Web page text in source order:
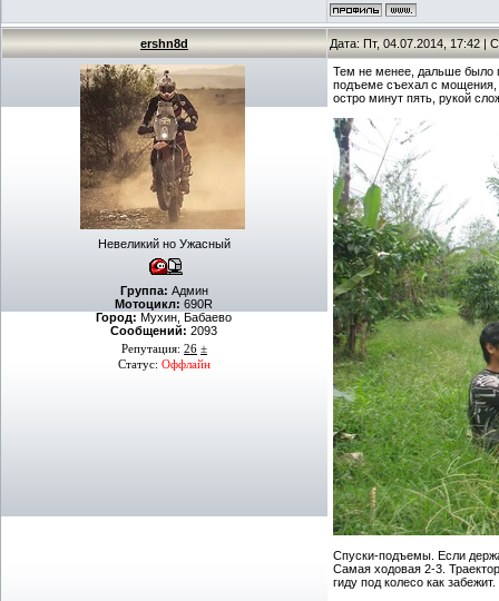
ershn8d Дата: Пт, 04.07.2014, 17:42 |
Невеликий но Ужасный
Группа: Админ
Мотоцикл: 690R
Город: Мухин, Бабаево
Сообщений: 2093
Репутация: 26 ±
Статус: Оффлайн
Тем не менее, дальше было
подъеме съехал с мощения,
остро минут пять, рукой
Спуски-подъемы. Если
Самая ходовая 2-3.
гиду под колесо как